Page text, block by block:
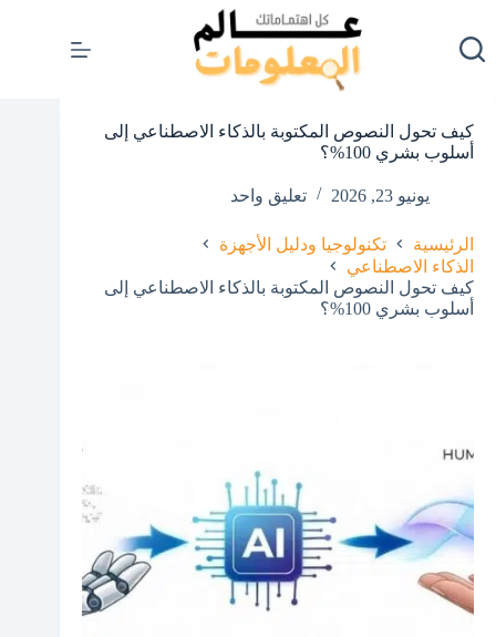
المحتوى
كيف تحول النصوص المكتوبة بالذكاء الاصطناعي إلى
أسلوب بشري 100%؟
يونيو 23, 2026 تعليق واحد
الرئيسية
تكنولوجيا ودليل الأجهزة
الذكاء الاصطناعي
كيف تحول النصوص المكتوبة بالذكاء الاصطناعي إلى
أسلوب بشري 100%؟